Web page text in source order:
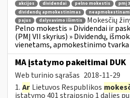
akcijos dividendai pelno mokestis
pmį
dividendų apmokestinimas
pajus
dalyvavimo išimtis
Mokesčių
Pelno mokestis » Dividendai ir
(PMĮ VII skyrius) » Dividendų,
vienetams, apmokestinimo tvarka
MA įstatymo pakeitimai DUK
Web turinio sąrašas 2018-11-29
1. Ar Lietuvos Respublikos
įstatymo 401 straipsnio 1 dalies